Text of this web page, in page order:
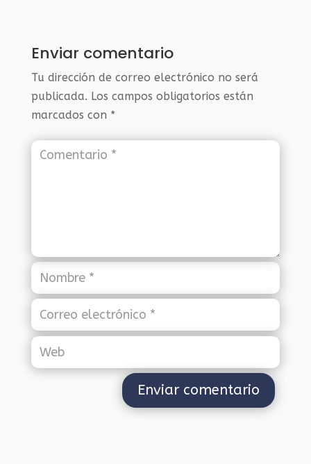
Enviar comentario
Tu dirección de correo electrónico no será
publicada. Los campos obligatorios están
marcados con *